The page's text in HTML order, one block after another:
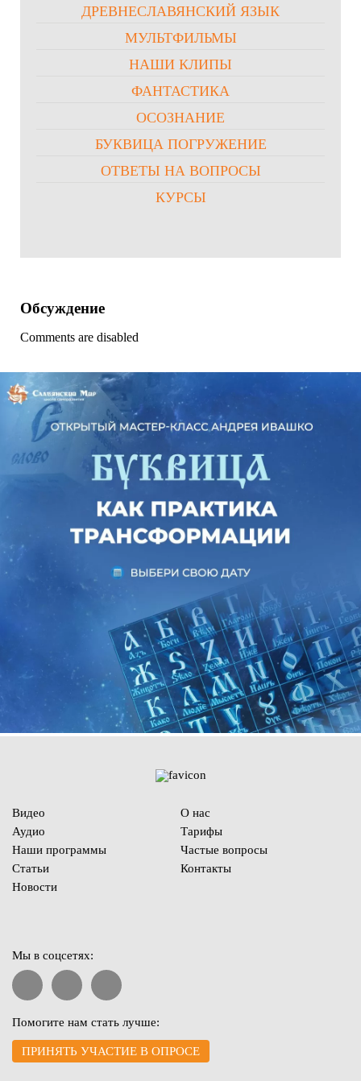
ДРЕВНЕСЛАВЯНСКИЙ ЯЗЫК
МУЛЬТФИЛЬМЫ
НАШИ КЛИПЫ
ФАНТАСТИКА
ОСОЗНАНИЕ
БУКВИЦА ПОГРУЖЕНИЕ
ОТВЕТЫ НА ВОПРОСЫ
КУРСЫ
Обсуждение
Comments are disabled
Видео
Аудио
Наши программы
Статьи
Новости
О нас
Тарифы
Частые вопросы
Контакты
Мы в соцсетях:
Помогите нам стать лучше:
ПРИНЯТЬ УЧАСТИЕ В ОПРОСЕ